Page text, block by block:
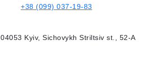
+38 (099) 037-19-83
04053 Kyiv, Sichovykh Striltsiv st., 52-A